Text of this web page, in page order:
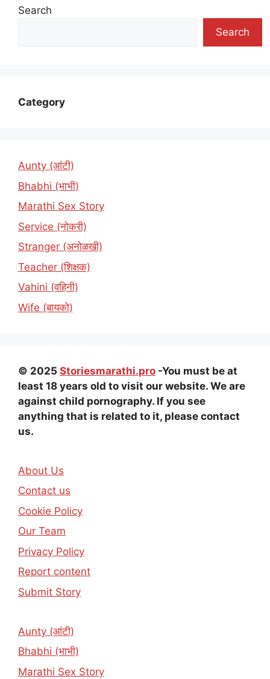
Search
Search
Category
Aunty (आंटी)
Bhabhi (भाभी)
Marathi Sex Story
Service (नोकरी)
Stranger (अनोळखी)
Teacher (शिक्षक)
Vahini (वहिनी)
Wife (बायको)
© 2025 Storiesmarathi.pro -You must be at
least 18 years old to visit our website. We are
against child pornography. If you see
anything that is related to it, please contact
us.
About Us
Contact us
Cookie Policy
Our Team
Privacy Policy
Report content
Submit Story
Aunty (आंटी)
Bhabhi (भाभी)
Marathi Sex Story